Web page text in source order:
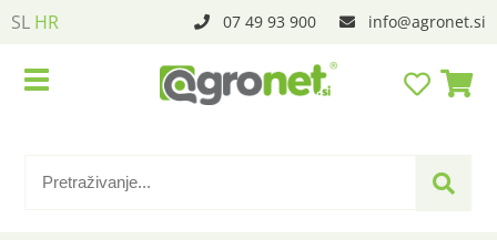
SL HR 07 49 93 900 info agronet.si